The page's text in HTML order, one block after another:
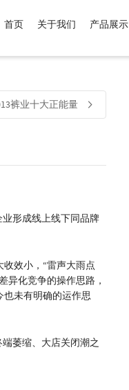
品牌为 默认品牌 .
首页 关于我们 产品展示
裤业十大正能量
形成线上线下同品牌
效小，“雷声大雨点
异化竞争的操作思路，
也未有明确的运作思
萎缩、大店关闭潮之